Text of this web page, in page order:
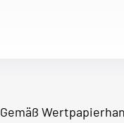
Gemäß